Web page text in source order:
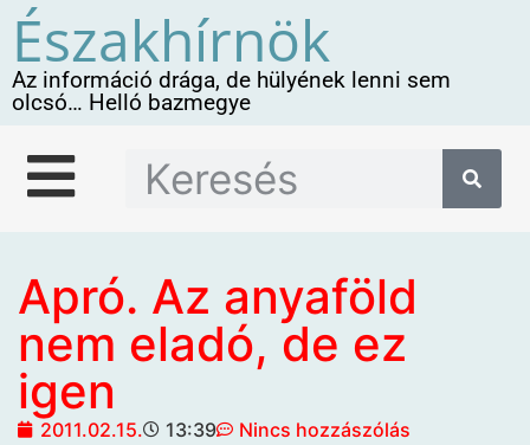
Északhírnök
Az információ drága, de hülyének lenni sem
olcsó… Helló bazmegye
Apró. Az anyaföld
nem eladó, de ez
igen
2011.02.15. 13:39
Nincs hozzászólás